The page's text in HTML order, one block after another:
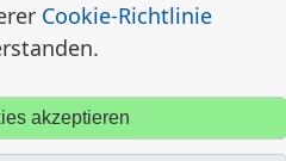
ist eine eingetragene
Cookie-Richtlinie
akzeptieren